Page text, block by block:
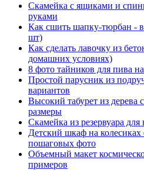
Скамейка с ящиками и
руками
Как сшить шапку-тюрбан -
шт)
Как сделать лавочку из
домашних условиях)
8 фото тайников для пива
Простой парусник из
вариантов
Высокий табурет из
размеры
Скамейка из резервуара
Детский шкаф на
пошаговых фото
Объемный макет
примеров